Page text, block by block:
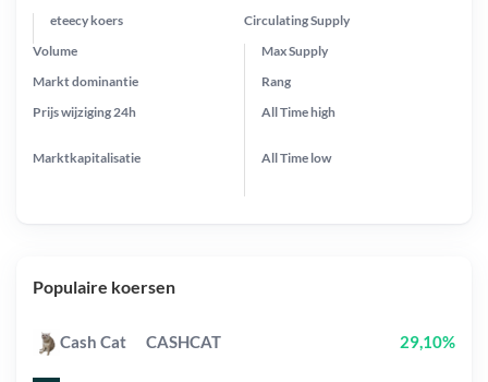
eteecy koers Circulating Supply
Prijs wijziging 24h
Max Supply
Markt dominantie
Marktkapitalisatie
Volume
Rang
All Timehigh
All Time low
Populaire koersen
Cash Cat CASHCAT 29,10%